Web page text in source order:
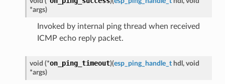
*args)
Invoked by internal ping thread when received
ICMP echo reply packet.
void (*on_ping_timeout)(esp_ping_handle_t hdl , void
*args)